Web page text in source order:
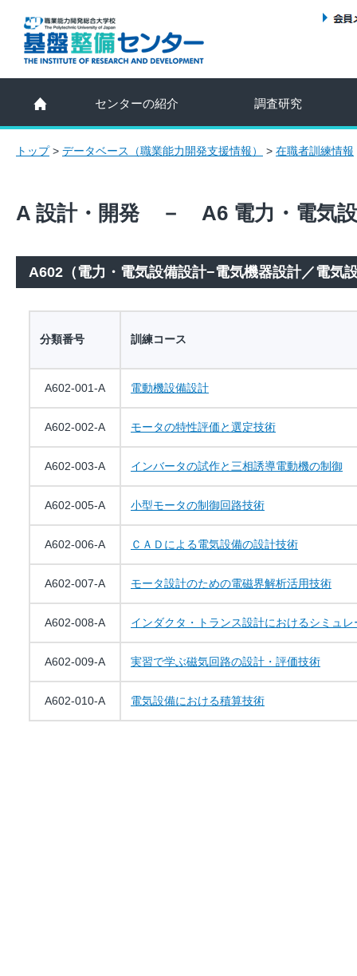
センターの紹介 調査研究
トップ> データベース（職業能力開発支援情報） > 在職者訓練情報
A 設計・開発 － A6 電力・電気
A602（電力・電気設備設計−電気機器設計／電気
分類番号 訓練コース
A602-001-A 電動機設備設計
A602-002-A モータの特性評価と選定技術
A602-003-A インバータの試作と三相誘導電動機の制御
A602-005-A 小型モータの制御回路技術
A602-006-A ＣＡＤによる電気設備の設計技術
A602-007-A モータ設計のための電磁界解析活用技術
A602-008-A インダクタ・トランス設計におけるシミュ
A602-009-A 実習で学ぶ磁気回路の設計・評価技術
A602-010-A 電気設備における積算技術